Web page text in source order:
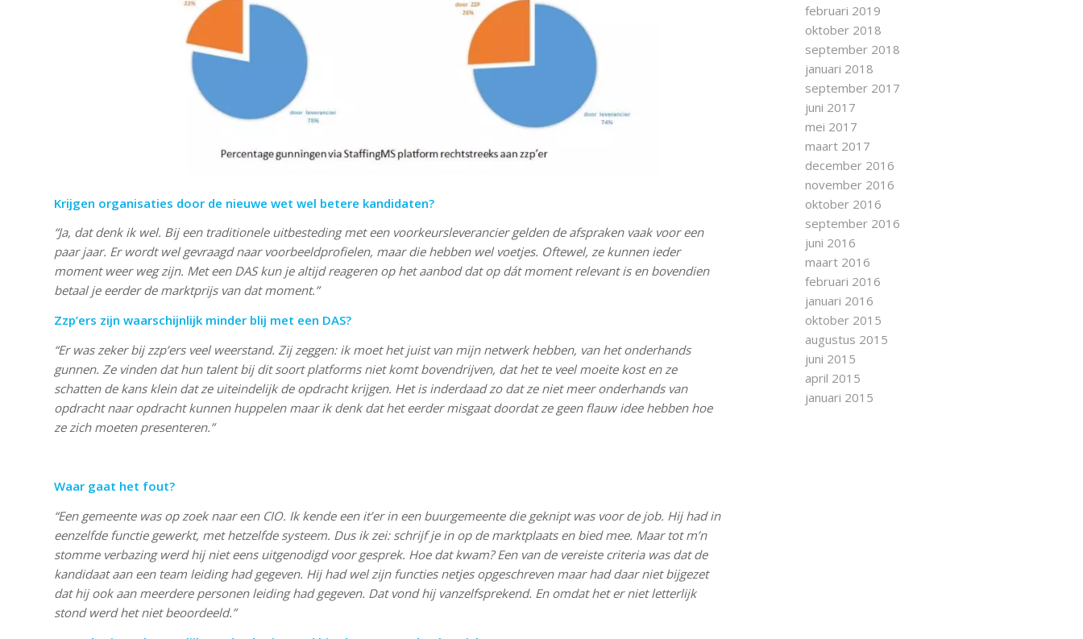
Krijgen organisaties door de nieuwe wet wel betere kandidaten?
“Ja, dat denk ik wel. Bij een traditionele uitbesteding met een voorkeursleverancier gelden de afspraken vaak voor een
paar jaar. Er wordt wel gevraagd naar voorbeeldprofielen, maar die hebben wel voetjes. Oftewel, ze kunnen ieder
moment weer weg zijn. Met een DAS kun je altijd reageren op het aanbod dat op dát moment relevant is en bovendien
betaal je eerder de marktprijs van dat moment.”
Zzp’ers zijn waarschijnlijk minder blij met een DAS?
“Er was zeker bij zzp’ers veel weerstand. Zij zeggen: ik moet het juist van mijn netwerk hebben, van het onderhands
gunnen. Ze vinden dat hun talent bij dit soort platforms niet komt bovendrijven, dat het te veel moeite kost en ze
schatten de kans klein dat ze uiteindelijk de opdracht krijgen. Het is inderdaad zo dat ze niet meer onderhands van
opdracht naar opdracht kunnen huppelen maar ik denk dat het eerder misgaat doordat ze geen flauw idee hebben hoe
ze zich moeten presenteren.”
Waar gaat het fout?
“Een gemeente was op zoek naar een CIO. Ik kende een it’er in een buurgemeente die geknipt was voor de job. Hij had in
eenzelfde functie gewerkt, met hetzelfde systeem. Dus ik zei: schrijf je in op de marktplaats en bied mee. Maar tot m’n
stomme verbazing werd hij niet eens uitgenodigd voor gesprek. Hoe dat kwam? Een van de vereiste criteria was dat de
kandidaat aan een team leiding had gegeven. Hij had wel zijn functies netjes opgeschreven maar had daar niet bijgezet
dat hij ook aan meerdere personen leiding had gegeven. Dat vond hij vanzelfsprekend. En omdat het er niet letterlijk
stond werd het niet beoordeeld.”
februari 2019
oktober 2018
september 2018
januari 2018
september 2017
juni 2017
mei 2017
maart 2017
december 2016
november 2016
oktober 2016
september 2016
juni 2016
maart 2016
februari 2016
januari 2016
oktober 2015
augustus 2015
juni 2015
april 2015
januari 2015